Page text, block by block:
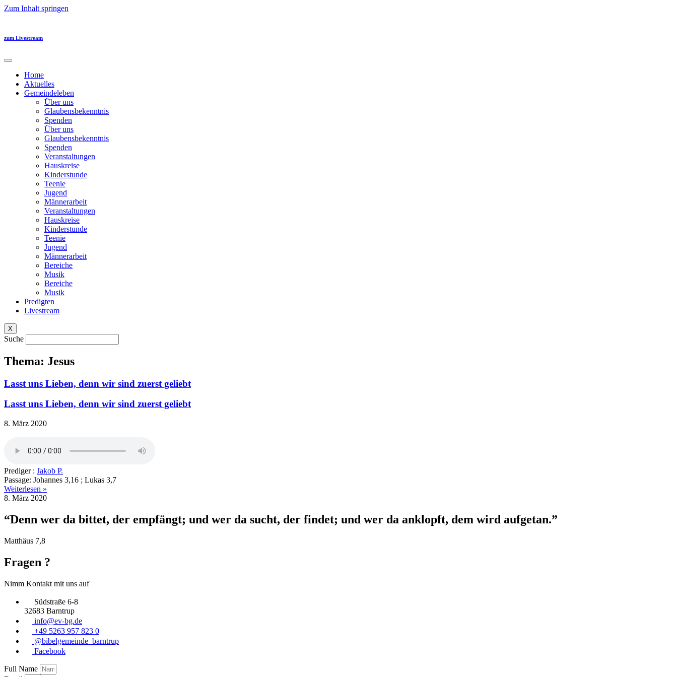
Zum Inhalt springen
zum Livestream
Home
Aktuelles
Gemeindeleben
Über uns
Glaubensbekenntnis
Spenden
Über uns
Glaubensbekenntnis
Spenden
Veranstaltungen
Hauskreise
Kinderstunde
Teenie
Jugend
Männerarbeit
Veranstaltungen
Hauskreise
Kinderstunde
Teenie
Jugend
Männerarbeit
Bereiche
Musik
Bereiche
Musik
Predigten
Livestream
X
Suche
Thema: Jesus
Lasst uns Lieben, denn wir sind zuerst geliebt
Lasst uns Lieben, denn wir sind zuerst geliebt
8. März 2020
Prediger : Jakob P.
Passage: Johannes 3,16 ; Lukas 3,7
Weiterlesen »
8. März 2020
“Denn wer da bittet, der empfängt; und wer da sucht, der findet; und wer da anklopft, dem wird aufgetan.”
Matthäus 7,8
Fragen ?
Nimm Kontakt mit uns auf
Südstraße 6-8
32683 Barntrup
info@ev-bg.de
+49 5263 957 823 0
@bibelgemeinde_barntrup
Facebook
Full Name